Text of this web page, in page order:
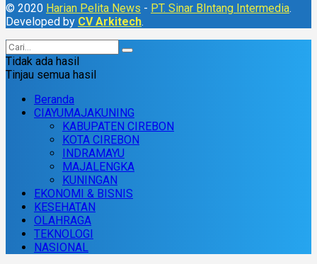
© 2020 Harian Pelita News - PT. Sinar BIntang Intermedia.
Developed by CV Arkitech.
Tidak ada hasil
Tinjau semua hasil
Beranda
CIAYUMAJAKUNING
KABUPATEN CIREBON
KOTA CIREBON
INDRAMAYU
MAJALENGKA
KUNINGAN
EKONOMI & BISNIS
KESEHATAN
OLAHRAGA
TEKNOLOGI
NASIONAL